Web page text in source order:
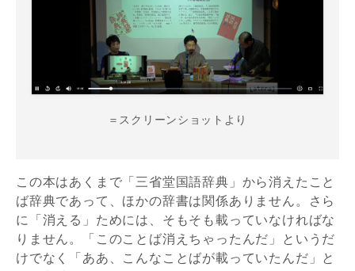
＝スクリーンショットより
この本はあくまで「三省堂国語辞典」から消えたこと
ば辞典であって、ほかの辞書は関係ありません。さら
に「消える」ためには、そもそも載っていなければな
りません。「このことば消えちゃったんだ」というだ
けでなく「ああ、こんなことばが載っていたんだ」と